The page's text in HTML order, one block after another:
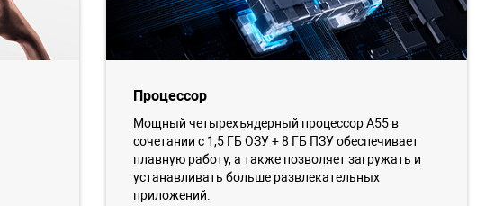
Процессор
Мощный четырехъядерный процессор А55 в
сочетании с 1,5 ГБ ОЗУ + 8 ГБ ПЗУ обеспечивает
плавную работу, а также позволяет загружать и
устанавливать больше развлекательных
приложений.